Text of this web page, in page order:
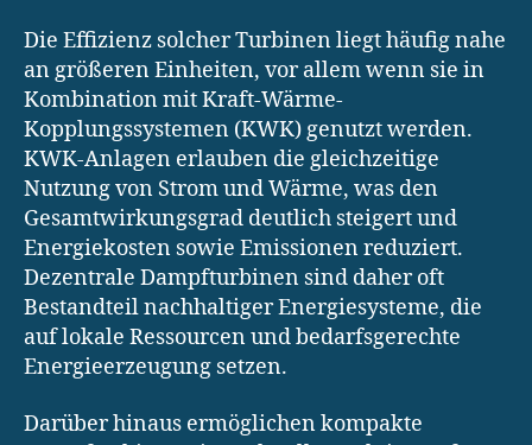
Die Effizienz solcher Turbinen liegt häufig nahe
an größeren Einheiten, vor allem wenn sie in
Kombination mit Kraft-Wärme-
Kopplungssystemen (KWK) genutzt werden.
KWK-Anlagen erlauben die gleichzeitige
Nutzung von Strom und Wärme, was den
Gesamtwirkungsgrad deutlich steigert und
Energiekosten sowie Emissionen reduziert.
Dezentrale Dampfturbinen sind daher oft
Bestandteil nachhaltiger Energiesysteme, die
auf lokale Ressourcen und bedarfsgerechte
Energieerzeugung setzen.
Darüber hinaus ermöglichen kompakte